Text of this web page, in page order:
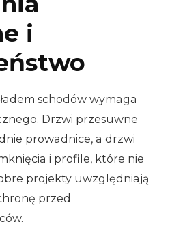
i
schodów wymaga
Drzwi przesuwne
prowadnice, a drzwi
i profile, które nie
projekty uwzględniają
przed